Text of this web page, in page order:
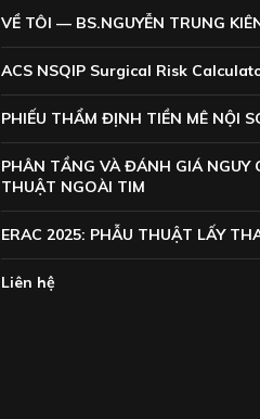
VỀ TÔI — BS.NGUYỄN TRUNG
ACS NSQIP Surgical Risk
PHIẾU THẨM ĐỊNH TIỀN MÊ NỘI
PHÂN TẦNG VÀ ĐÁNH GIÁ NGUY
THUẬT NGOÀI TIM
ERAC 2025: PHẪU THUẬT LẤY
Liên hệ